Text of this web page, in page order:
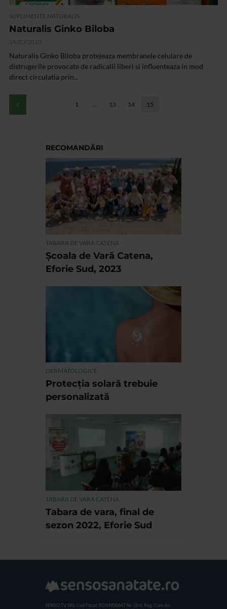
SUPLIMENTE NATURALIS
Naturalis Ginko Biloba
19/03/2010
Naturalis Ginko Biloba protejeaza membranele celulare de
distrugerile provocate de radicalii liberi si influenteaza in mod
direct circulatia prin...
1 … 13 14 15
RECOMANDĂRI
TABARA DE VARA CATENA
Școala de Vară Catena,
Eforie Sud, 2023
DERMATOLOGICE
Protecția solară trebuie
personalizată
TABARA DE VARA CATENA
Tabara de vara, final de
sezon 2022, Eforie Sud
SENSO TV SRL Cod Fiscal: RO14950647 Nr. Ord. Reg. Com./an: